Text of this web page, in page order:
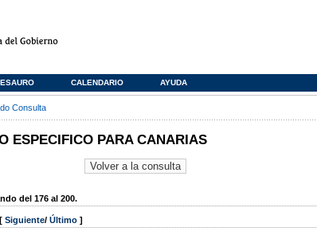
CALENDARIO AYUDA
Consulta
ESPECIFICO PARA CANARIAS
del 176 al 200.
[ Siguiente/ Último ]